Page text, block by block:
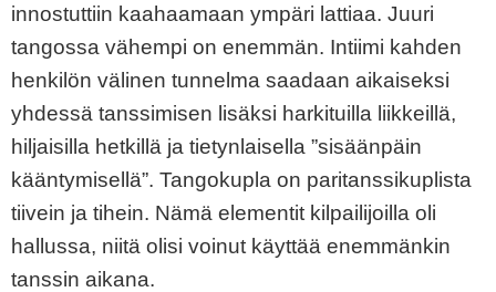
innostuttiin kaahaamaan ympäri lattiaa. Juuri
tangossa vähempi on enemmän. Intiimi kahden
henkilön välinen tunnelma saadaan aikaiseksi
yhdessä tanssimisen lisäksi harkituilla liikkeillä,
hiljaisilla hetkillä ja tietynlaisella ”sisäänpäin
kääntymisellä”. Tangokupla on paritanssikuplista
tiivein ja tihein. Nämä elementit kilpailijoilla oli
hallussa, niitä olisi voinut käyttää enemmänkin
tanssin aikana.